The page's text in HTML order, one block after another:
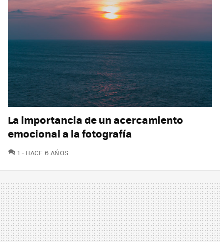
La importancia de un acercamiento
emocional a la fotografía
1 COMENTARIOS
HACE 6 AÑOS